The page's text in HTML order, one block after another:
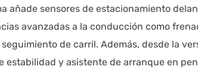
añade sensores de estacionamiento
avanzadas a la conducción como
de carril. Además, desde la
estabilidad y asistente de arranque en